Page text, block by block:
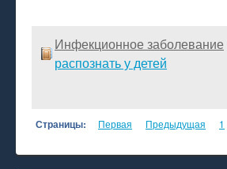
Инфекционное заболевание
распознать у детей
Страницы: Первая Предыдущая 1